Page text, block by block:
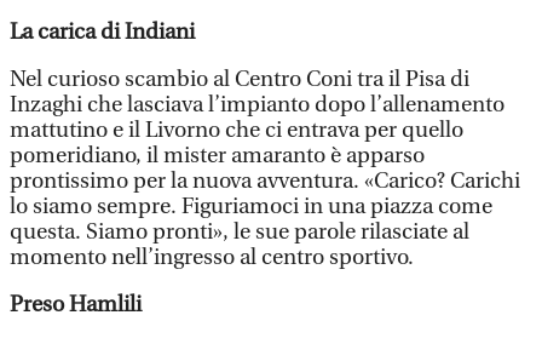
La carica di Indiani
Nel curioso scambio al Centro Coni tra il Pisa di
Inzaghi che lasciava l’impianto dopo l’allenamento
mattutino e il Livorno che ci entrava per quello
pomeridiano, il mister amaranto è apparso
prontissimo per la nuova avventura. «Carico? Carichi
lo siamo sempre. Figuriamoci in una piazza come
questa. Siamo pronti», le sue parole rilasciate al
momento nell’ingresso al centro sportivo.
Preso Hamlili